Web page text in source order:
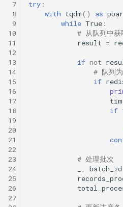
7
8
9
10
11
12
13
14
15
16
17
18
19
20
21
22
23
24
25
26
27
try :
with tqdm() as pbar
while True :
# 从队列中获
result =
if not
# 队列
if
if
# 处理批次
batch_id